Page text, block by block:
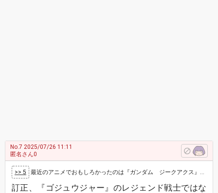
No.7 2025/07/26 11:11
匿名さん0
>> 5 最近のアニメでおもしろかったのは『ガンダム ジークアクス』、当初１２話でおさまるか不安だったけど見事に完結させたのは見事 てっきり２クール…
訂正、『ゴジュウジャー』のレジェンド戦士ではな